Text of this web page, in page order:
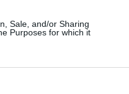
Sale, and/or Sharing
Purposes for which it